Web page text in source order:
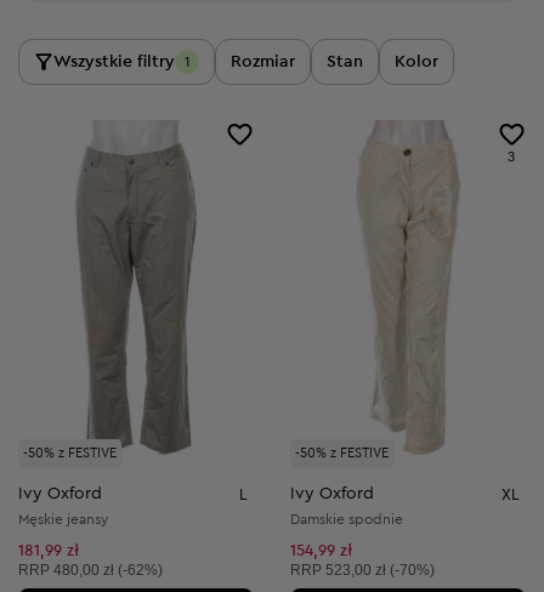
Wszystkie filtry 1 Rozmiar Stan Kolor
-50% z FESTIVE
Ivy Oxford
Męskie jeansy
181,99 zł
Cena sugerowana:
RRP 480,00 zł (-62%)
-50% z FESTIVE
3
Ivy Oxford XL
Damskie spodnie
154,99 zł
Cena sugerowana:
RRP 523,00 zł (-70%)